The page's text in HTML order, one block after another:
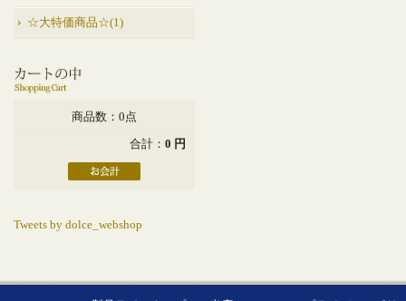
☆大特価商品☆(1)
商品数：0点
合計： 0 円
Tweets by dolce_webshop